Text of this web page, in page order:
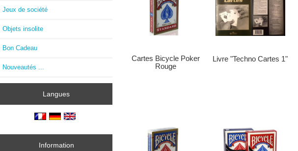
Jeux de société
Objets insolite
Bon Cadeau
Nouveautés ...
Langues
Information
Cartes Bicycle Poker
Rouge
Livre "Techno Cartes 1"